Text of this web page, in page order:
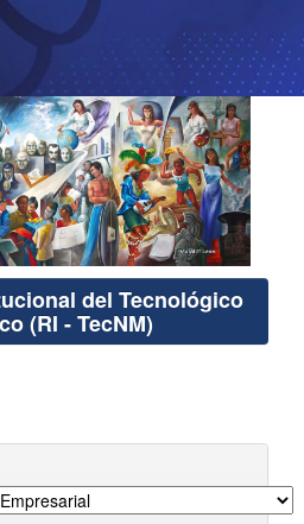
del Tecnológico
(RI - TecNM)